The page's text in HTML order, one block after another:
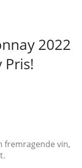
2022
Pris!
fremragende vin,